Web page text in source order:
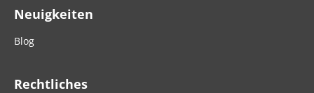
Neuigkeiten
Blog
Rechtliches